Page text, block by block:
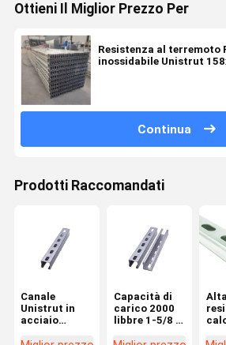
Ottieni Il Miglior Prezzo Per
Resistenza al terremoto
inossidabile Unistrut
Continua
Prodotti Raccomandati
Canale
Unistrut in
acciaio
Capacità di
carico 2000
libbre 1-5/8 in
Alta